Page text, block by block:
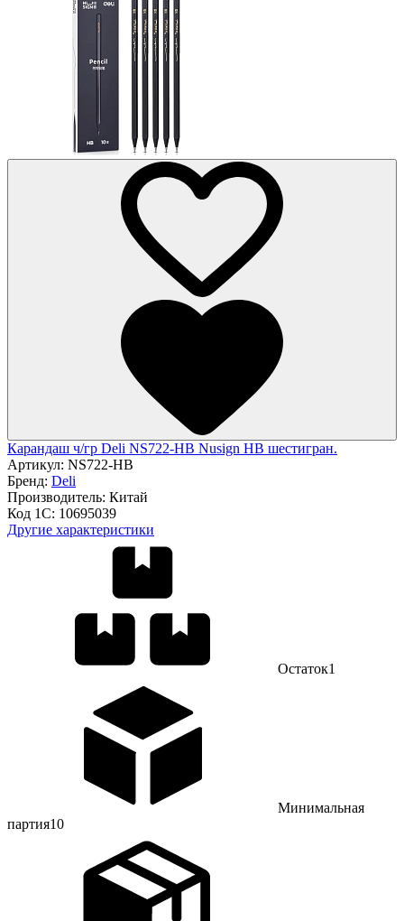
Карандаш ч/гр Deli NS722-HB Nusign HB шестигран.
Артикул: NS722-HB
Бренд: Deli
Производитель: Китай
Код 1С: 10695039
Другие характеристики
Остаток1
Минимальная
партия10